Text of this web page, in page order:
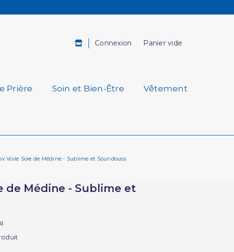
Connexion Panier vide
Prière Soin et Bien-Être Vêtement
Voile Soie de Médine - Sublime et Soundouss
de Médine - Sublime et